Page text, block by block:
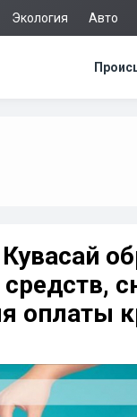
Экология Авто
оплаты